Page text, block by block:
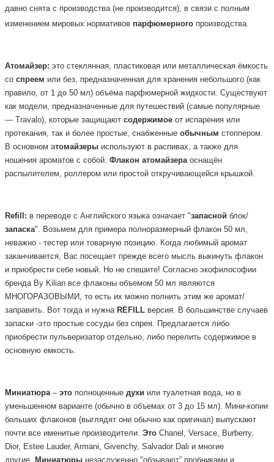
давно снята с производства (не производится), в связи с полным
изменением мировых нормативов парфюмерного производства.
Атомайзер: это стеклянная, пластиковая или металлическая ёмкость
со спреем или без, предназначенная для хранения небольшого (как
правило, от 1 до 50 мл) объёма парфюмерной жидкости. Существуют
как модели, предназначенные для путешествий (самые популярные
— Travalo), которые защищают содержимое от испарения или
протекания, так и более простые, снабженные обычным стоппером.
В основном атомайзеры используют в распивах, а также для
ношения ароматов с собой. Флакон атомайзераоснащён
распылителем, роллером или простой откручивающейся крышкой.
Refill: в переводе с Английского языка означает "запасной блок/
запаска". Возьмем для примера полноразмерный флакон 50 мл,
неважно - тестер или товарную позицию. Когда любимый аромат
заканчивается, Вас посещает прежде всего мысль выкинуть флакон
и приобрести себе новый. Но не спешите! Согласно экофилософии
бренда By Kilian все флаконы объемом 50 мл являются
МНОГОРАЗОВЫМИ, то есть их можно полнить этим же аромат/
заправить. Вот тогда и нужна REFILL версия. В большинстве случаев
запаски -это простые сосуды без спрея. Предлагается либо
приобрести пульверизатор отдельно, либо перелить содержимое в
основную емкость.
Миниатюра – это полноценные духи или туалетная вода, но в
уменьшенном варианте (обычно в объемах от 3 до 15 мл). Мини-копии
больших флаконов (выглядят они обычно как оригинал) выпускают
почти все именитые производители. Это Chanel, Versace, Burberry,
Dior, Estee Lauder, Armani, Givenchy, Salvador Dali и многие